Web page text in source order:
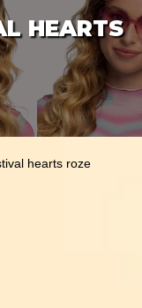
HEARTS
hearts roze